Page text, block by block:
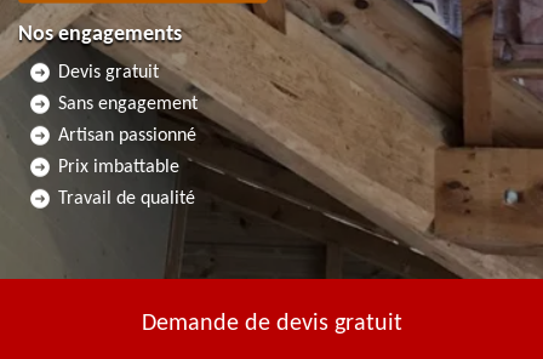
Nos engagements
Devis gratuit
Sans engagement
Artisan passionné
Prix imbattable
Travail de qualité
Demande de devis gratuit